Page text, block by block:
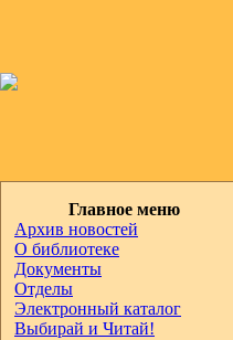
Главное меню
Архив новостей
О библиотеке
Документы
Отделы
Электронный каталог
Выбирай и Читай!